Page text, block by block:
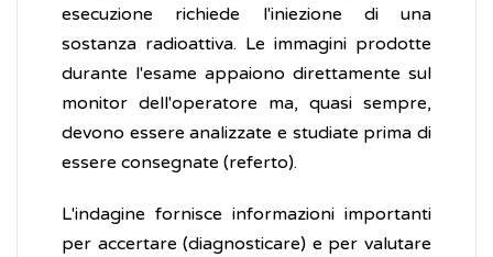
esecuzione richiede l'iniezione di una
sostanza radioattiva. Le immagini prodotte
durante l'esame appaiono direttamente sul
monitor dell'operatore ma, quasi sempre,
devono essere analizzate e studiate prima di
essere consegnate (referto).
L'indagine fornisce informazioni importanti
per accertare (diagnosticare) e per valutare